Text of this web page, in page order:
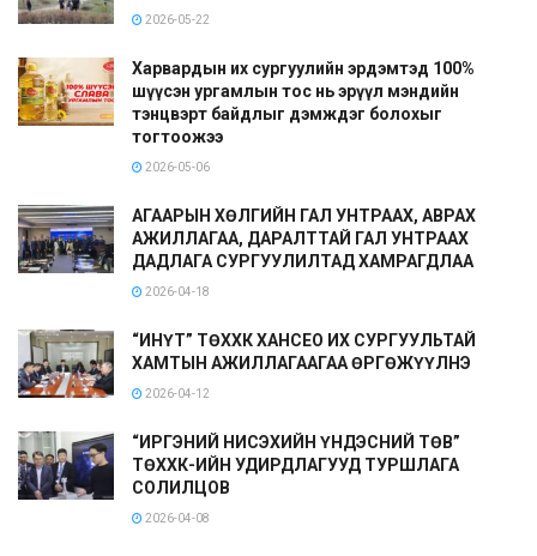
2026-05-22
Харвардын их сургуулийн эрдэмтэд 100%
шүүсэн ургамлын тос нь эрүүл мэндийн
тэнцвэрт байдлыг дэмждэг болохыг
тогтоожээ
2026-05-06
АГААРЫН ХӨЛГИЙН ГАЛ УНТРААХ, АВРАХ
АЖИЛЛАГАА, ДАРАЛТТАЙ ГАЛ УНТРААХ
ДАДЛАГА СУРГУУЛИЛТАД ХАМРАГДЛАА
2026-04-18
“ИНҮТ” ТӨХХК ХАНСЕО ИХ СУРГУУЛЬТАЙ
ХАМТЫН АЖИЛЛАГААГАА ӨРГӨЖҮҮЛНЭ
2026-04-12
“ИРГЭНИЙ НИСЭХИЙН ҮНДЭСНИЙ ТӨВ”
ТӨХХК-ИЙН УДИРДЛАГУУД ТУРШЛАГА
СОЛИЛЦОВ
2026-04-08